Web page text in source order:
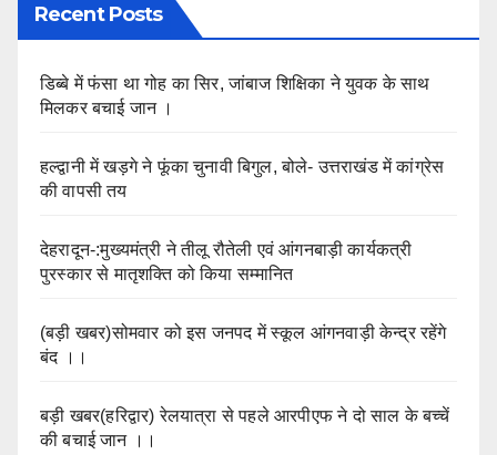
Recent Posts
डिब्बे में फंसा था गोह का सिर, जांबाज शिक्षिका ने युवक के साथ
मिलकर बचाई जान ।
हल्द्वानी में खड़गे ने फूंका चुनावी बिगुल, बोले- उत्तराखंड में कांग्रेस
की वापसी तय
देहरादून-:मुख्यमंत्री ने तीलू रौतेली एवं आंगनबाड़ी कार्यकत्री
पुरस्कार से मातृशक्ति को किया सम्मानित
(बड़ी खबर)सोमवार को इस जनपद में स्कूल आंगनवाड़ी केन्द्र रहेंगे
बंद ।।
बड़ी खबर(हरिद्वार) रेलयात्रा से पहले आरपीएफ ने दो साल के बच्चें
की बचाई जान ।।